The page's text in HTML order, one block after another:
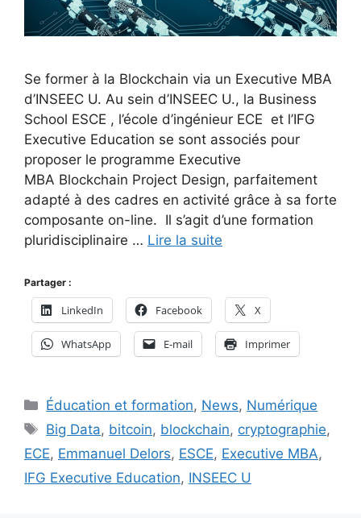
Se former à la Blockchain via un Executive MBA
d’INSEEC U. Au sein d’INSEEC U., la Business
School ESCE , l’école d’ingénieur ECE et l’IFG
Executive Education se sont associés pour
proposer le programme Executive
MBA Blockchain Project Design, parfaitement
adapté à des cadres en activité grâce à sa forte
composante on-line. Il s’agit d’une formation
pluridisciplinaire … Lire la suite
Partager :
LinkedIn Facebook X
WhatsApp E-mail Imprimer
Catégories
Éducation et formation, News, Numérique
Étiquettes
Big Data, bitcoin, blockchain, cryptographie,
ECE, Emmanuel Delors, ESCE, Executive MBA,
IFG Executive Education, INSEEC U